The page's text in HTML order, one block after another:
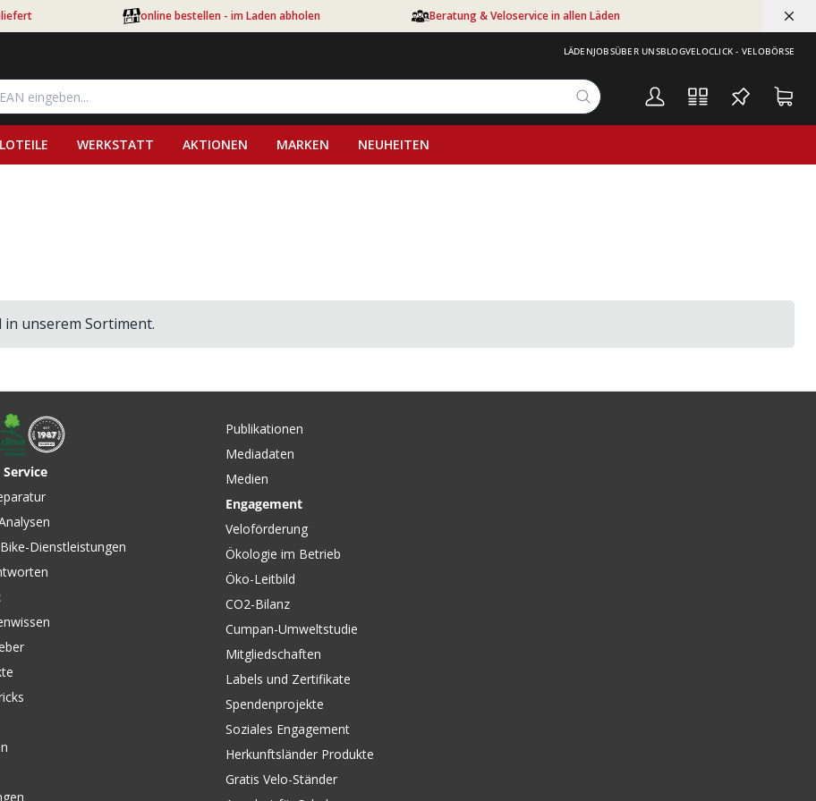
online bestellen - im Laden abholen Beratung & Veloservice in allen Läden
LÄDENJOBSÜBER UNSBLOGVELOCLICK - VELOBÖRSE
WERKSTATT AKTIONEN MARKEN NEUHEITEN
unserem Sortiment.
Dienstleistungen
Publikationen
Mediadaten
Medien
Engagement
Veloförderung
Ökologie im Betrieb
Öko-Leitbild
CO2-Bilanz
Cumpan-Umweltstudie
Mitgliedschaften
Labels und Zertifikate
Spendenprojekte
Soziales Engagement
Herkunftsländer Produkte
Gratis Velo-Ständer